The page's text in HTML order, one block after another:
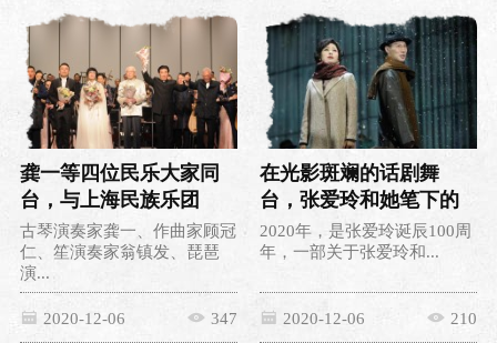
龚一等四位民乐大家同
台，与上海民族乐团
奏“丝竹春秋”
古琴演奏家龚一、作曲家顾冠
仁、笙演奏家翁镇发、琵琶
演...
2020-12-06 347
在光影斑斓的话剧舞
台，张爱玲和她笔下的
女性一起重返上海
2020年，是张爱玲诞辰100周
年，一部关于张爱玲和...
2020-12-06 210